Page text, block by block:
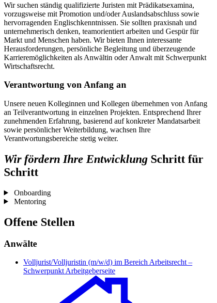
Wir suchen ständig qualifizierte Juristen mit Prädikatsexamina,
vorzugsweise mit Promotion und/oder Auslandsabschluss sowie
hervorragenden Englischkenntnissen. Sie sollten praxisnah und
unternehmerisch denken, teamorientiert arbeiten und Gespür für
Markt und Menschen haben. Wir bieten Ihnen interessante
Herausforderungen, persönliche Begleitung und überzeugende
Karrieremöglichkeiten als Anwältin oder Anwalt mit Schwerpunkt
Wirtschaftsrecht.
Verantwortung von Anfang an
Unsere neuen Kolleginnen und Kollegen übernehmen von Anfang
an Teilverantwortung in einzelnen Projekten. Entsprechend Ihrer
zunehmenden Erfahrung, basierend auf konkreter Mandatsarbeit
sowie persönlicher Weiterbildung, wachsen Ihre
Verantwortungsbereiche stetig weiter.
Wir fördern Ihre Entwicklung Schritt für
Schritt
Onboarding
Mentoring
Offene Stellen
Anwälte
Volljurist/Volljuristin (m/w/d) im Bereich Arbeitsrecht –
Schwerpunkt Arbeitgeberseite